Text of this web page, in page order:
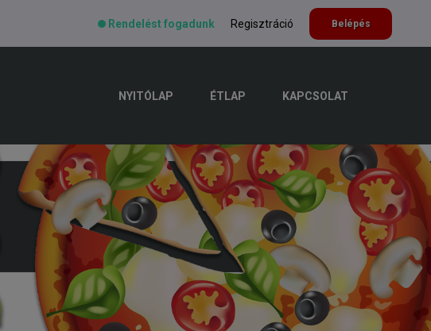
Rendelést fogadunk Regisztráció Belépés
NYITÓLAP ÉTLAP KAPCSOLAT